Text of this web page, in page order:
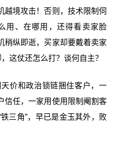
越境攻击！否则，技术限制伺
用、在哪用，还得看卖家脸
稍纵即逝，买家却要戴着卖家
这仗还怎么打？谈何自主？
价和政治锁链捆住客户，一
信任，一家用使用限制阉割客
三角”，早已是金玉其外，败